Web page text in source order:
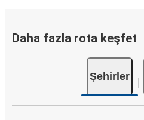
Daha fazla rota keşfet
Şehirler